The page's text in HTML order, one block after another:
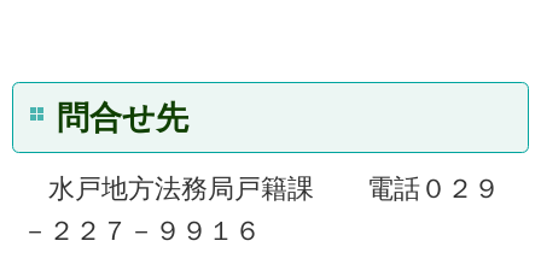
問合せ先
水戸地方法務局戸籍課 電話０２９
－２２７－９９１６